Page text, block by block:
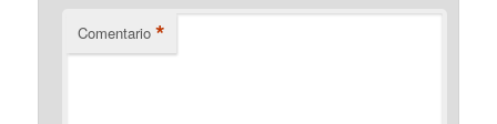
Comentario *